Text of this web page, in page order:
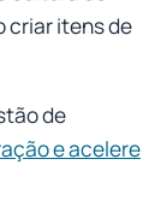
criar itens de
de
e acelere